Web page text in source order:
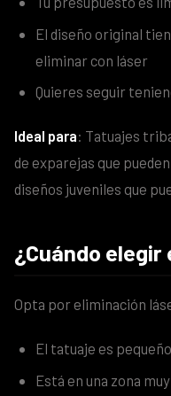
El diseño original
eliminar con láser
Quieres seguir
Ideal para: Tatuajes
de exparejas que
diseños juveniles que
¿Cuándo
Opta por eliminación
El tatuaje es
Está en una zona